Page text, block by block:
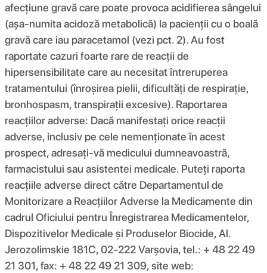
afecțiune gravă care poate provoca acidifierea sângelui
(așa-numita acidoză metabolică) la pacienții cu o boală
gravă care iau paracetamol (vezi pct. 2). Au fost
raportate cazuri foarte rare de reacții de
hipersensibilitate care au necesitat întreruperea
tratamentului (înroșirea pielii, dificultăți de respirație,
bronhospasm, transpirații excesive). Raportarea
reacțiilor adverse: Dacă manifestați orice reacții
adverse, inclusiv pe cele nemenționate în acest
prospect, adresați-vă medicului dumneavoastră,
farmacistului sau asistentei medicale. Puteți raporta
reacțiile adverse direct către Departamentul de
Monitorizare a Reacțiilor Adverse la Medicamente din
cadrul Oficiului pentru Înregistrarea Medicamentelor,
Dispozitivelor Medicale și Produselor Biocide, Al.
Jerozolimskie 181C, 02-222 Varșovia, tel.: + 48 22 49
21 301, fax: + 48 22 49 21 309, site web: